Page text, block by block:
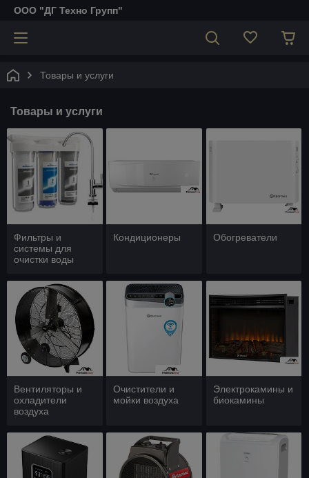
ООО "ДГ Техно Групп"
Товары и услуги
Товары и услуги
Фильтры и
системы для
очистки воды
Кондиционеры Обогреватели
Вентиляторы и
охладители
воздуха
Очистители и
мойки воздуха
Электрокамины и
биокамины